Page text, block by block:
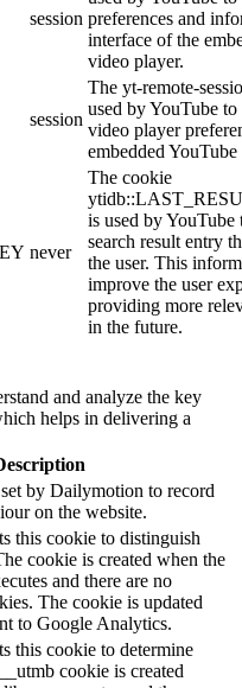
session preferences and
interface of the
video player.
session
The yt-remote-
used by YouTube to
video player
embedded
never
The cookie
is used by YouTube
search result entry
the user. This
improve the user
providing more
in the future.
and analyze the key
helps in delivering a
by Dailymotion to record
on the website.
this cookie to distinguish
cookie is created when the
and there are no
The cookie is updated
to Google Analytics.
this cookie to determine
cookie is created